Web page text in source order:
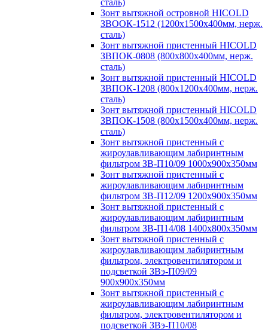
сталь)
Зонт вытяжной островной HICOLD
ЗВООК-1512 (1200х1500х400мм, нерж.
сталь)
Зонт вытяжной пристенный HICOLD
ЗВПОК-0808 (800х800х400мм, нерж.
сталь)
Зонт вытяжной пристенный HICOLD
ЗВПОК-1208 (800х1200х400мм, нерж.
сталь)
Зонт вытяжной пристенный HICOLD
ЗВПОК-1508 (800х1500х400мм, нерж.
сталь)
Зонт вытяжной пристенный с
жироулавливающим лабиринтным
фильтром ЗВ-П10/09 1000х900х350мм
Зонт вытяжной пристенный с
жироулавливающим лабиринтным
фильтром ЗВ-П12/09 1200х900х350мм
Зонт вытяжной пристенный с
жироулавливающим лабиринтным
фильтром ЗВ-П14/08 1400х800х350мм
Зонт вытяжной пристенный с
жироулавливающим лабиринтным
фильтром, электровентилятором и
подсветкой ЗВэ-П09/09
900х900х350мм
Зонт вытяжной пристенный с
жироулавливающим лабиринтным
фильтром, электровентилятором и
подсветкой ЗВэ-П10/08